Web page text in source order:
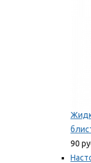
90